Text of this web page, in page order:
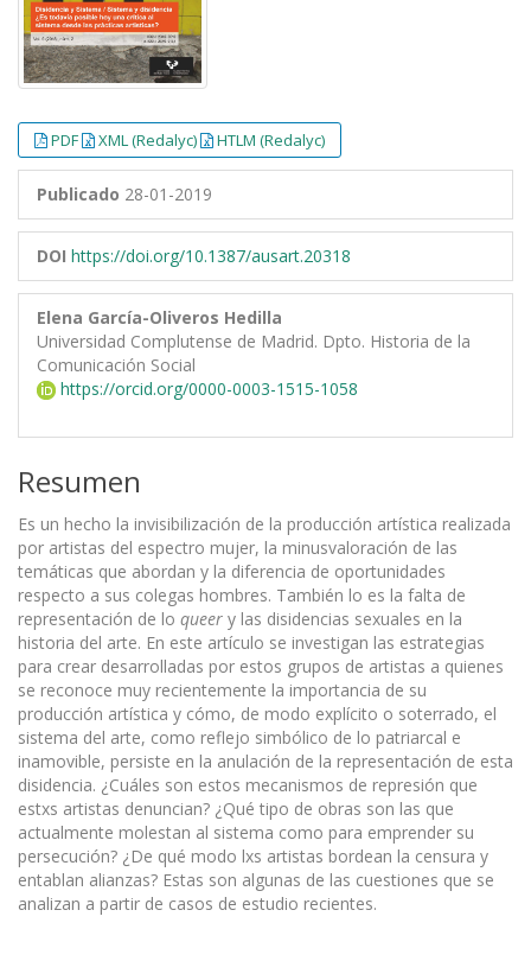
PDF XML (Redalyc) HTLM (Redalyc)
Publicado 28-01-2019
DOI https://doi.org/10.1387/ausart.20318
Elena García-Oliveros Hedilla
Universidad Complutense de Madrid. Dpto. Historia de la
Comunicación Social
https://orcid.org/0000-0003-1515-1058
Resumen
Es un hecho la invisibilización de la producción artística realizada
por artistas del espectro mujer, la minusvaloración de las
temáticas que abordan y la diferencia de oportunidades
respecto a sus colegas hombres. También lo es la falta de
representación de lo queer y las disidencias sexuales en la
historia del arte. En este artículo se investigan las estrategias
para crear desarrolladas por estos grupos de artistas a quienes
se reconoce muy recientemente la importancia de su
producción artística y cómo, de modo explícito o soterrado, el
sistema del arte, como reflejo simbólico de lo patriarcal e
inamovible, persiste en la anulación de la representación de esta
disidencia. ¿Cuáles son estos mecanismos de represión que
estxs artistas denuncian? ¿Qué tipo de obras son las que
actualmente molestan al sistema como para emprender su
persecución? ¿De qué modo lxs artistas bordean la censura y
entablan alianzas? Estas son algunas de las cuestiones que se
analizan a partir de casos de estudio recientes.